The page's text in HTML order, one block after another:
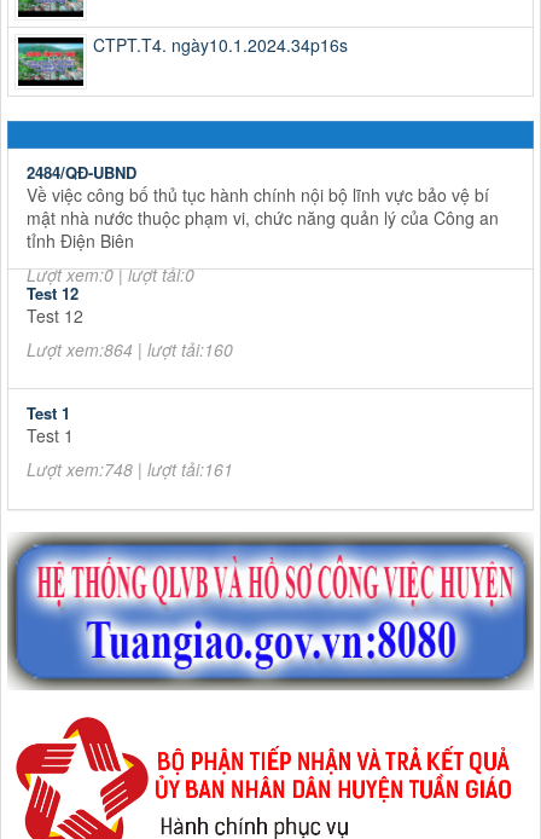
CTPT.T4. ngày10.1.2024.34p16s
2484/QĐ-UBND
Về việc công bố thủ tục hành chính nội bộ lĩnh vực bảo vệ bí
mật nhà nước thuộc phạm vi, chức năng quản lý của Công an
tỉnh Điện Biên
Lượt xem:0 | lượt tải:0
Test 12
Test 12
Lượt xem:864 | lượt tải:160
Test 1
Test 1
Lượt xem:748 | lượt tải:161